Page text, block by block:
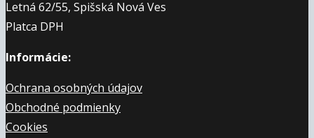
Letná 62/55, Spišská Nová Ves
Platca DPH
Informácie:
Ochrana osobných údajov
Obchodné podmienky
Cookies